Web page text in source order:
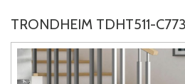
TRONDHEIM TDHT511-